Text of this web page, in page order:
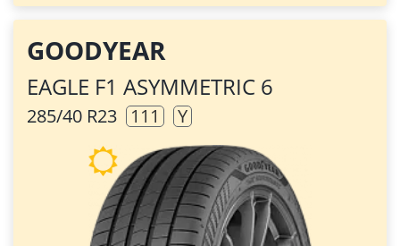
GOODYEAR
EAGLE F1 ASYMMETRIC 6
285/40 R23 111 Y